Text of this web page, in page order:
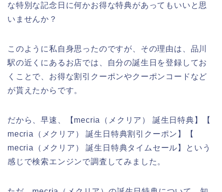
な特別な記念日に何かお得な特典があってもいいと思
いませんか？
このように私自身思ったのですが、その理由は、品川
駅の近くにあるお店では、自分の誕生日を登録してお
くことで、お得な割引クーポンやクーポンコードなど
が貰えたからです。
だから、早速、【mecria（メクリア） 誕生日特典】【
mecria（メクリア） 誕生日特典割引クーポン】【
mecria（メクリア） 誕生日特典タイムセール】という
感じで検索エンジンで調査してみました。